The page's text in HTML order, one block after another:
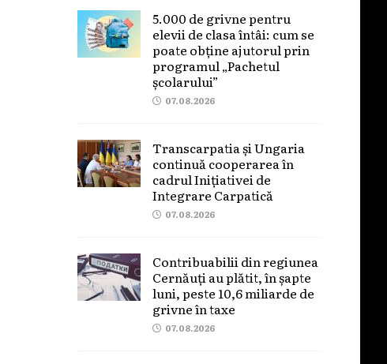
5.000 de grivne pentru
elevii de clasa întâi: cum se
poate obține ajutorul prin
programul „Pachetul
școlarului”
07.08.2026
Transcarpatia și Ungaria
continuă cooperarea în
cadrul Inițiativei de
Integrare Carpatică
07.08.2026
Contribuabilii din regiunea
Cernăuți au plătit, în șapte
luni, peste 10,6 miliarde de
grivne în taxe
07.08.2026